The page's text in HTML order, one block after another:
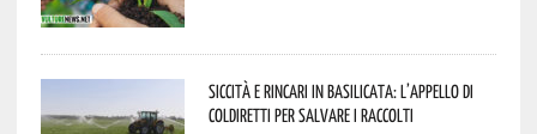
Siccità e rincari in Basilicata: l’appello di
Coldiretti per salvare i raccolti